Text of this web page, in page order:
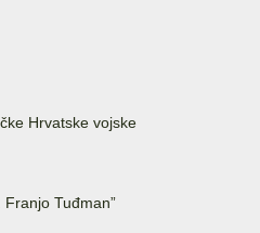
Hrvatske vojske
Franjo Tuđman”